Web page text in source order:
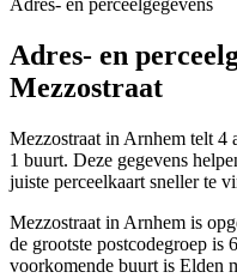
Adres- en perceelgegevens
Adres- en
Mezzostraat
Mezzostraat in Arnhem telt 4
1 buurt. Deze gegevens
juiste perceelkaart sneller te
Mezzostraat in Arnhem is
de grootste postcodegroep is
voorkomende buurt is Elden